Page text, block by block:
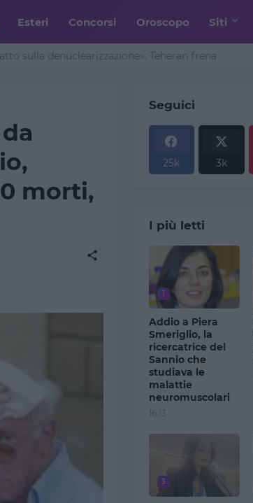
Esteri Concorsi Oroscopo Siti
sulla denuclearizzazione». Teheran frena
morti,
Seguici
25k 3k
I più letti
1
Addio a Piera
Smeriglio, la
ricercatrice del
Sannio che
studiava le
malattie
neuromuscolari
16:13
3